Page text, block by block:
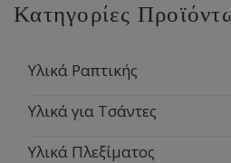
Κατηγορίες
Υλικά Ραπτικής
Υλικά για Τσάντες
Υλικά Πλεξίματος